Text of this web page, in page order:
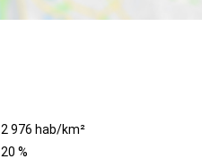
2 976 hab/km²
20 %